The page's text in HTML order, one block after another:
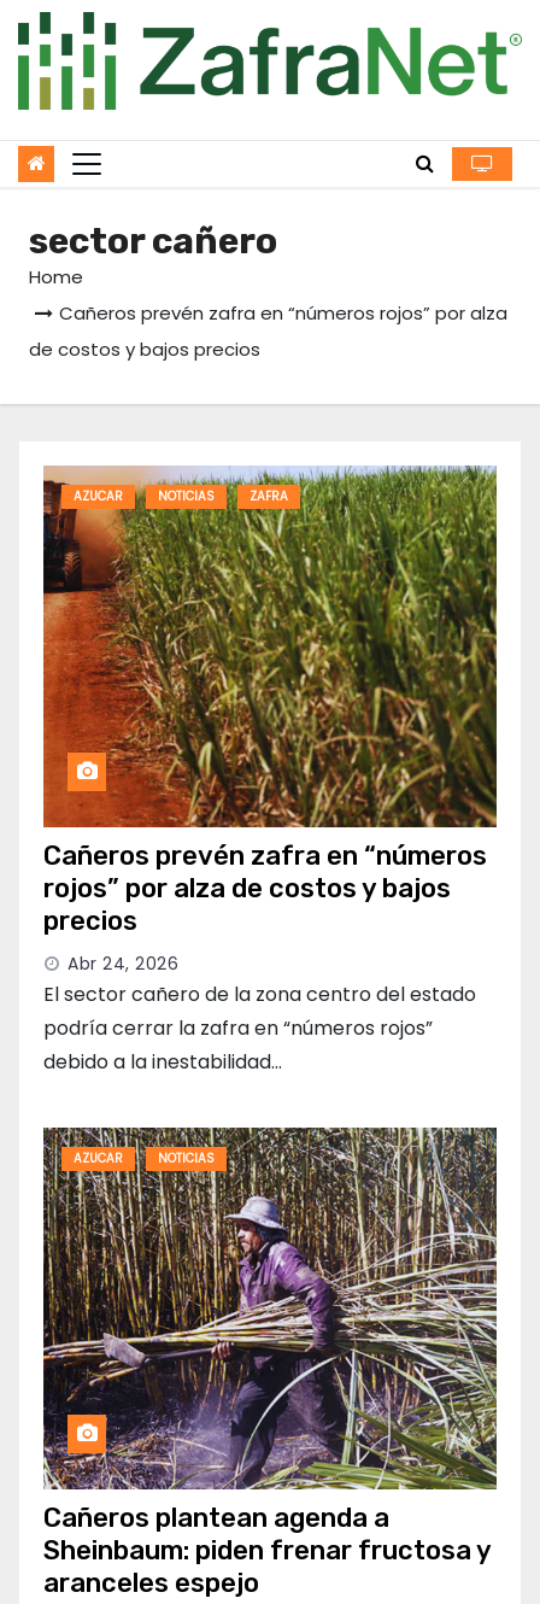
to
content
sector cañero
Home
Cañeros prevén zafra en “números rojos” por alza
de costos y bajos precios
AZUCAR NOTICIAS ZAFRA
Cañeros prevén zafra en “números
rojos” por alza de costos y bajos
precios
Abr 24, 2026
El sector cañero de la zona centro del estado
podría cerrar la zafra en “números rojos”
debido a la inestabilidad…
AZUCAR NOTICIAS
Cañeros plantean agenda a
Sheinbaum: piden frenar fructosa y
aranceles espejo